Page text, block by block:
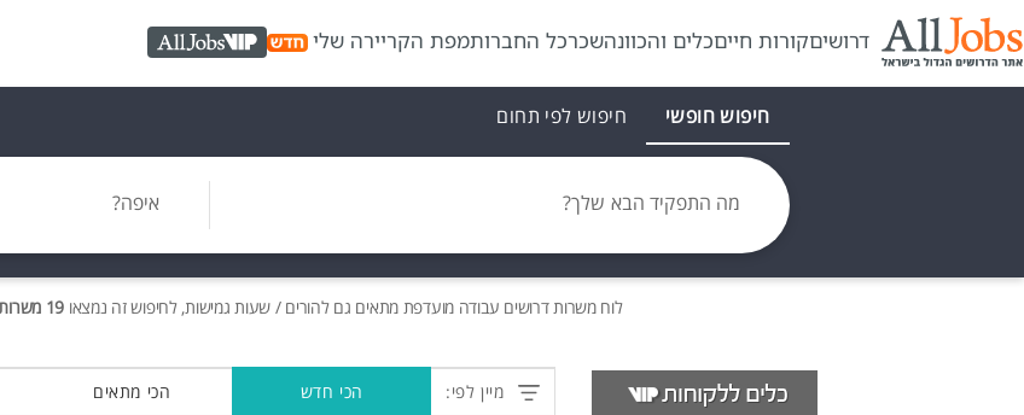
דרושיםקורות חייםכלים והכוונהשכרכל החברותמפת הקריירה שלי AllJobs VIP
חיפוש חופשי חיפוש לפי תחום
מה התפקיד הבא שלך? איפה?
לוח משרותדרושים עבודה מועדפת מתאים גם להורים / שעות גמישות, לחיפוש זה נמצאו 19 משרות
מיין לפי: הכי חדש הכי מתאים